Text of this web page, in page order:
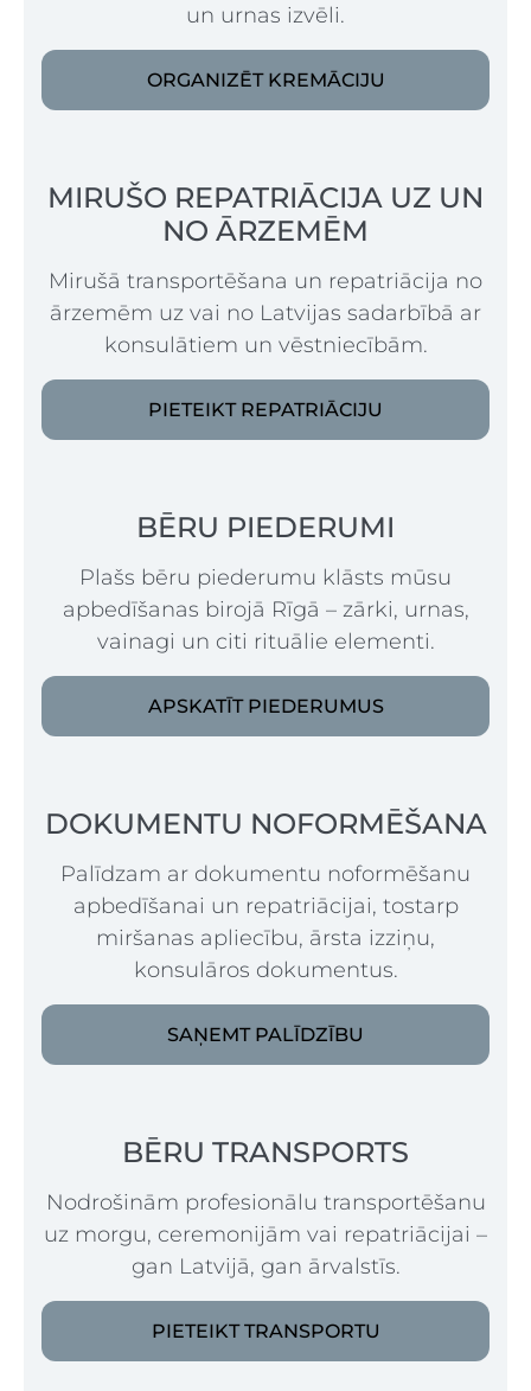
un urnas izvēli.
ORGANIZĒT KREMĀCIJU
MIRUŠO REPATRIĀCIJA UZ UN
NO ĀRZEMĒM
Mirušā transportēšana un repatriācija no
ārzemēm uz vai no Latvijas sadarbībā ar
konsulātiem un vēstniecībām.
PIETEIKT REPATRIĀCIJU
BĒRU PIEDERUMI
Plašs bēru piederumu klāsts mūsu
apbedīšanas birojā Rīgā – zārki, urnas,
vainagi un citi rituālie elementi.
APSKATĪT PIEDERUMUS
DOKUMENTU NOFORMĒŠANA
Palīdzam ar dokumentu noformēšanu
apbedīšanai un repatriācijai, tostarp
miršanas apliecību, ārsta izziņu,
konsulāros dokumentus.
SAŅEMT PALĪDZĪBU
BĒRU TRANSPORTS
Nodrošinām profesionālu transportēšanu
uz morgu, ceremonijām vai repatriācijai –
gan Latvijā, gan ārvalstīs.
PIETEIKT TRANSPORTU